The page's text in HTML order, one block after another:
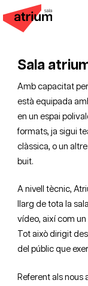
Sala
Amb capacitat
està equipada
en un espai
formats, ja sigui
clàssica, o un
buit.
A nivell tècnic,
llarg de tota la
vídeo, així com
Tot això dirigit
del públic que
Referent als nous